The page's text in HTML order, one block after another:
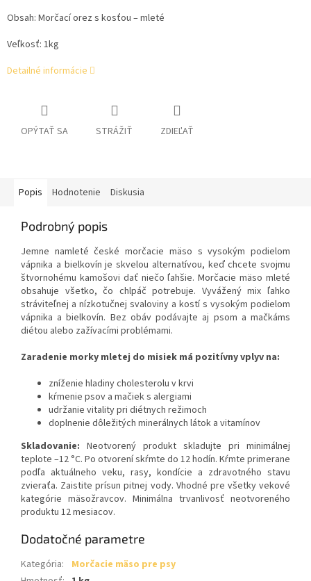
Obsah: Morčací orez s kosťou – mleté
Veľkosť: 1kg
Detailné informácie
OPÝTAŤ SA STRÁŽIŤ ZDIEĽAŤ
Popis Hodnotenie Diskusia
Podrobný popis
Jemne namleté české morčacie mäso s vysokým podielom
vápnika a bielkovín je skvelou alternatívou, keď chcete svojmu
štvornohému kamošovi dať niečo ľahšie.Morčacie mäso mleté
obsahuje všetko, čo chlpáč potrebuje. Vyvážený mix ľahko
stráviteľnej a nízkotučnej svaloviny a kostí s vysokým podielom
vápnika a bielkovín. Bez obáv podávajte aj psom a mačkáms
diétou alebo zažívacími problémami.
Zaradenie morky mletej do misiek má pozitívny vplyv na:
zníženie hladiny cholesterolu v krvi
kŕmenie psov a mačiek s alergiami
udržanie vitality pri diétnych režimoch
doplnenie dôležitých minerálnych látok a vitamínov
Skladovanie: Ne­otvorený produkt skladujte pri minimálnej
teplote –12 °C. Po otvorení skŕmte do 12 hodín. Kŕmte primerane
podľa aktuálneho veku, rasy, kondície a zdravotného stavu
zvieraťa. Zaistite prísun pitnej vody. Vhodné pre všetky vekové
kategórie mäsožravcov. Minimálna trvanlivosť neotvoreného
produktu 12 mesiacov.
Dodatočné parametre
Kategória:
Morčacie mäso pre psy